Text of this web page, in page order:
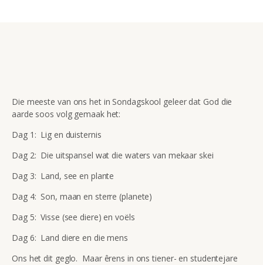
Die meeste van ons het in Sondagskool geleer dat God die
aarde soos volg gemaak het:
Dag 1: Lig en duisternis
Dag 2: Die uitspansel wat die waters van mekaar skei
Dag 3: Land, see en plante
Dag 4: Son, maan en sterre (planete)
Dag 5: Visse (see diere) en voëls
Dag 6: Land diere en die mens
Ons het dit geglo. Maar êrens in ons tiener- en studentejare